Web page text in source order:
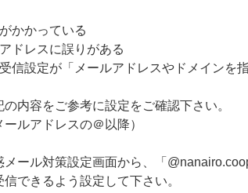
かかっている
ドレスに誤りがある
信設定が「メールアドレスやドメインを
容をご参考に設定をご確認下さい。
アドレスの＠以降）
ール対策設定画面から、「
できるよう設定して下さい。